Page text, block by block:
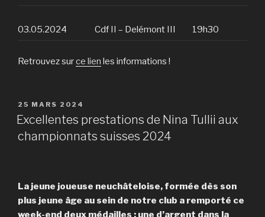
03.05.2024 Cdf II – Delémont III 19h30
Retrouvez surce lien les informations !
PUBLIÉ
LE
25 MARS 2024
Excellentes prestations de Nina Tullii aux
championnats suisses 2024
La jeune joueuse neuchâteloise, formée dès son
plus jeune âge au sein de notre club a remporté ce
week-end deux médailles : une d’argent dans la